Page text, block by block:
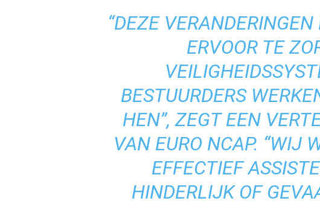
“DEZE
ERVOOR TE
BESTUURDERS
HEN”, ZEGT EEN
VAN EURO NCAP. “WIJ
EFFECTIEF
HINDERLIJK OF